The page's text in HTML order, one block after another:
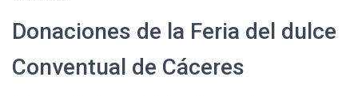
Donaciones de la Feria del dulce
Conventual de Cáceres